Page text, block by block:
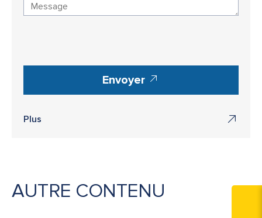
Envoyer
Plus
AUTRE CONTENU